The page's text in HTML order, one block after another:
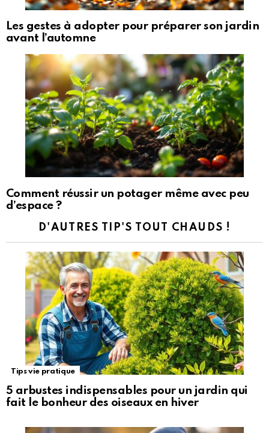
Les gestes à adopter pour préparer son jardin
avant l’automne
Comment réussir un potager même avec peu
d’espace ?
D'AUTRES TIP'S TOUT CHAUDS !
Tips vie pratique
5 arbustes indispensables pour un jardin qui
fait le bonheur des oiseaux en hiver